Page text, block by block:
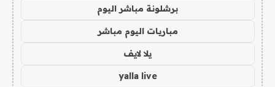
برشلونة مباشر اليوم
مباريات اليوم مباشر
يلا لايف
yalla live